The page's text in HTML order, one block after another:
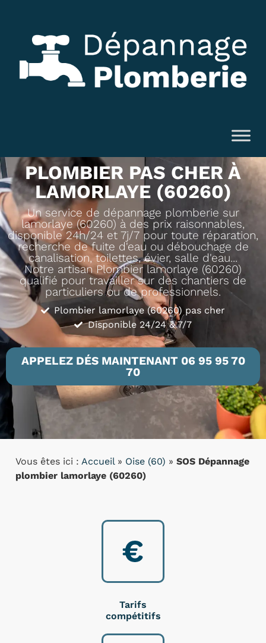
PLOMBIER PAS CHER À
LAMORLAYE (60260)
Un service de dépannage plomberie sur
lamorlaye (60260) à des prix raisonnables,
disponible 24h/24 et 7j/7 pour toute réparation,
recherche de fuite d'eau ou débouchage de
canalisation, toilettes, évier, salle d'eau...
Notre artisan Plombier lamorlaye (60260)
qualifié pour travailler sur des chantiers de
particuliers ou de professionnels.
Plombier lamorlaye (60260) pas cher
Disponible 24/24 & 7/7
APPELEZ DÉS MAINTENANT 06 95 95 70
70
Vous êtes ici : Accueil» Oise (60) » SOS Dépannage
plombier lamorlaye (60260)
Tarifs
compétitifs